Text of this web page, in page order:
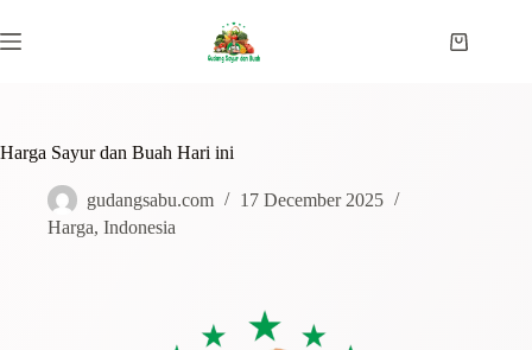
Harga Sayur dan Buah Hari ini
gudangsabu.com
17 December 2025
Harga, Indonesia